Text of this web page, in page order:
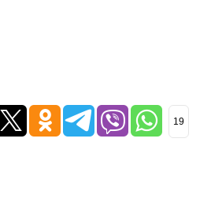
19